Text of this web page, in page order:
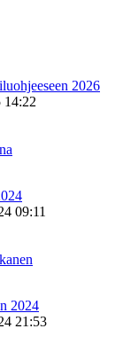
2026
14:22
09:11
2024
21:53